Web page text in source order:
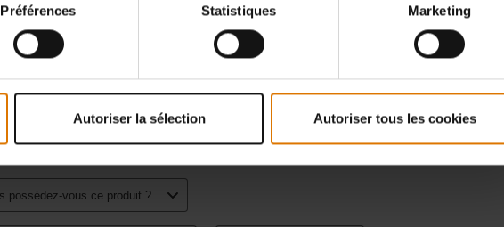
Préférences Statistiques Marketing
Autoriser la sélection Autoriser tous les cookies